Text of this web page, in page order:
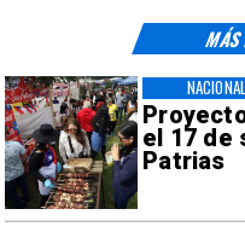
el 17 de
Patrias
NACIONAL
MÁS